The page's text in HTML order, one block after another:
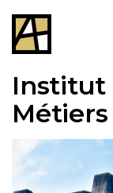
Institut
Métiers